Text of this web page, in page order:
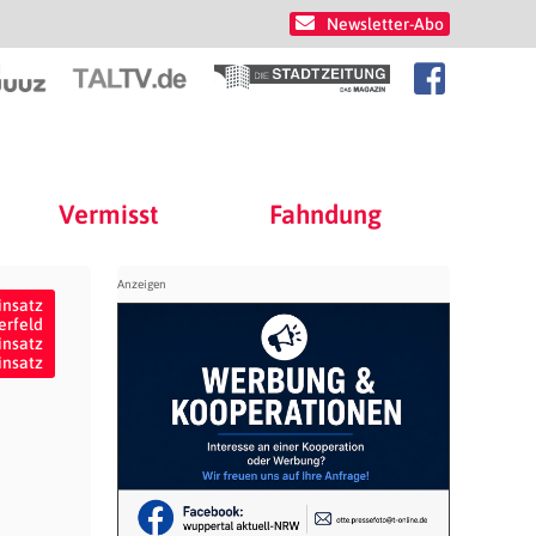
Newsletter-Abo
Vermisst Fahndung